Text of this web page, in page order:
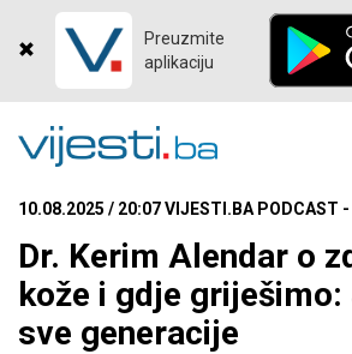
Preuzmite
aplikaciju
10.08.2025 / 20:07 VIJESTI.BA PODCAST
Dr. Kerim Alendar o
kože i gdje griješimo:
sve generacije